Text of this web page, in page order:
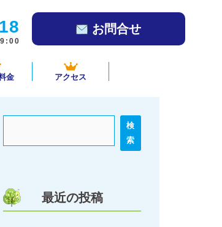
お問合せ
金 アクセス
検
索
最近の投稿